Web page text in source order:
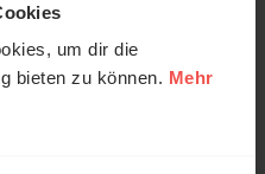
um dir die
bieten zu können. Mehr